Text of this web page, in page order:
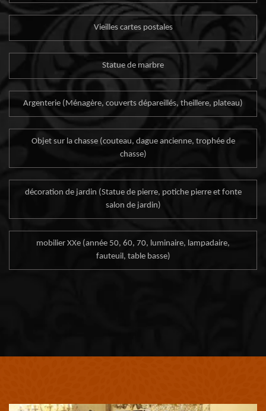
Vieilles cartes postales
Statue de marbre
Argenterie (Ménagère, couverts dépareillés, theillere, plateau)
Objet sur la chasse (couteau, dague ancienne, trophée de
chasse)
décoration de jardin (Statue de pierre, potiche pierre et fonte
salon de jardin)
mobilier XXe (année 50, 60, 70, luminaire, lampadaire,
fauteuil, table basse)